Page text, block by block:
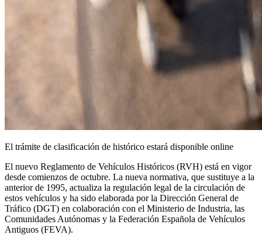
El trámite de clasificación de histórico estará disponible online
El nuevo Reglamento de Vehículos Históricos (RVH) está en vigor
desde comienzos de octubre. La nueva normativa, que sustituye a la
anterior de 1995, actualiza la regulación legal de la circulación de
estos vehículos y ha sido elaborada por la Dirección General de
Tráfico (DGT) en colaboración con el Ministerio de Industria, las
Comunidades Autónomas y la Federación Española de Vehículos
Antiguos (FEVA).